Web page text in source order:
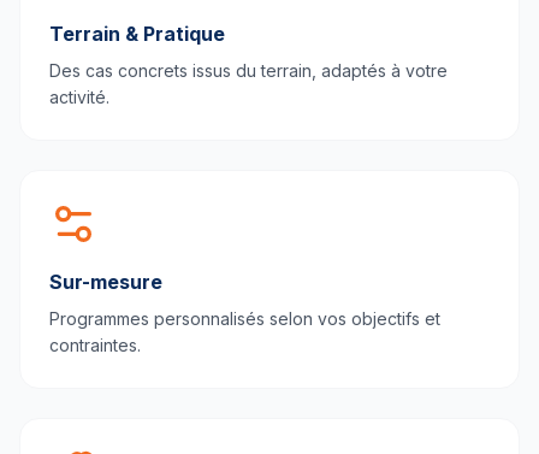
Terrain & Pratique
Des cas concrets issus du terrain, adaptés à votre
activité.
Sur-mesure
Programmes personnalisés selon vos objectifs et
contraintes.